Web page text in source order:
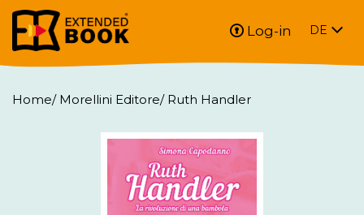
Log-in DE
Home/ Morellini Editore/ Ruth Handler